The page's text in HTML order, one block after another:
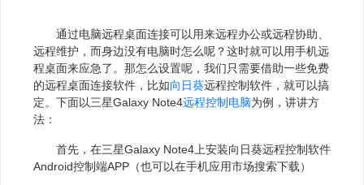
通过电脑远程桌面连接可以用来远程办公或远程协助、
远程维护，而身边没有电脑时怎么呢？这时就可以用手机远
程桌面来应急了。那怎么设置呢，我们只需要借助一些免费
的远程桌面连接软件，比如向日葵远程控制软件，就可以搞
定。下面以三星Galaxy Note4远程控制电脑为例，讲讲方
法：
首先，在三星Galaxy Note4上安装向日葵远程控制软件
Android控制端APP（也可以在手机应用市场搜索下载）